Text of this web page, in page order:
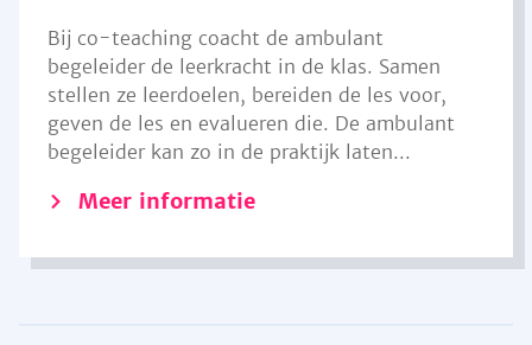
Bij co-teaching coacht de ambulant
begeleider de leerkracht in de klas. Samen
stellen ze leerdoelen, bereiden de les voor,
geven de les en evalueren die. De ambulant
begeleider kan zo in de praktijk laten...
Meer informatie